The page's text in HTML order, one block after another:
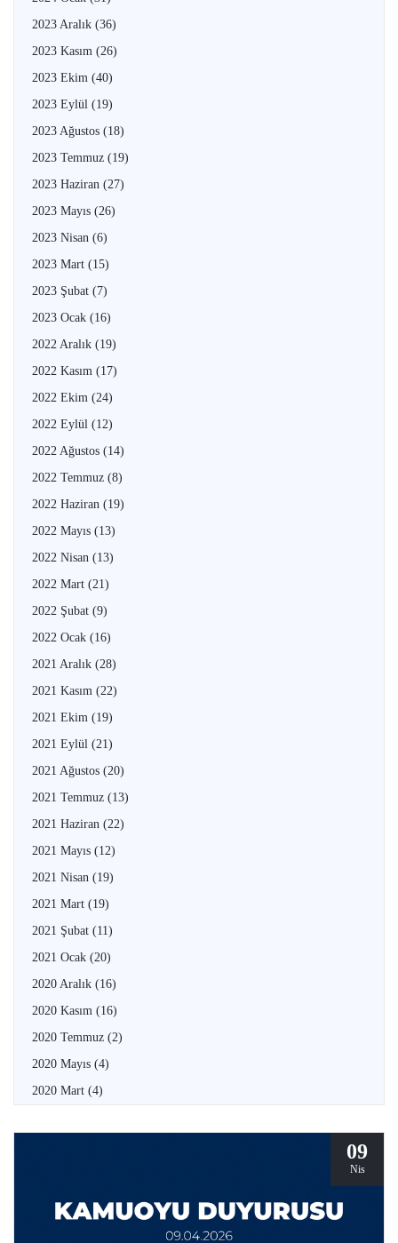
2023 Aralık (36)
2023 Kasım (26)
2023 Ekim (40)
2023 Eylül (19)
2023 Ağustos (18)
2023 Temmuz (19)
2023 Haziran (27)
2023 Mayıs (26)
2023 Nisan (6)
2023 Mart (15)
2023 Şubat (7)
2023 Ocak (16)
2022 Aralık (19)
2022 Kasım (17)
2022 Ekim (24)
2022 Eylül (12)
2022 Ağustos (14)
2022 Temmuz (8)
2022 Haziran (19)
2022 Mayıs (13)
2022 Nisan (13)
2022 Mart (21)
2022 Şubat (9)
2022 Ocak (16)
2021 Aralık (28)
2021 Kasım (22)
2021 Ekim (19)
2021 Eylül (21)
2021 Ağustos (20)
2021 Temmuz (13)
2021 Haziran (22)
2021 Mayıs (12)
2021 Nisan (19)
2021 Mart (19)
2021 Şubat (11)
2021 Ocak (20)
2020 Aralık (16)
2020 Kasım (16)
2020 Temmuz (2)
2020 Mayıs (4)
2020 Mart (4)
09
Nis